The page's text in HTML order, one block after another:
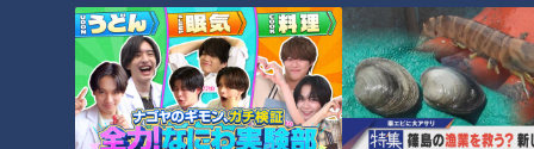
リング」が路面にあるのも坂道の特徴です。坂上から見下ろす
景色も、坂下から見上げる景色も迫力満点！
低地と台地が織りなす「新助坂」の風景